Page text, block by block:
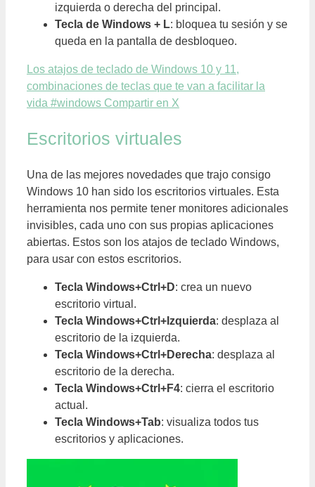
izquierda o derecha del principal.
Tecla de Windows + L: bloquea tu sesión y se
queda en la pantalla de desbloqueo.
Los atajos de teclado de Windows 10 y 11,
combinaciones de teclas que te van a facilitar la
vida #windows Compartir en X
Escritorios virtuales
Una de las mejores novedades que trajo consigo
Windows 10 han sido los escritorios virtuales. Esta
herramienta nos permite tener monitores adicionales
invisibles, cada uno con sus propias aplicaciones
abiertas. Estos son los atajos de teclado Windows,
para usar con estos escritorios.
Tecla Windows+Ctrl+D: crea un nuevo
escritorio virtual.
Tecla Windows+Ctrl+Izquierda: desplaza al
escritorio de la izquierda.
Tecla Windows+Ctrl+Derecha: desplaza al
escritorio de la derecha.
Tecla Windows+Ctrl+F4: cierra el escritorio
actual.
Tecla Windows+Tab: visualiza todos tus
escritorios y aplicaciones.